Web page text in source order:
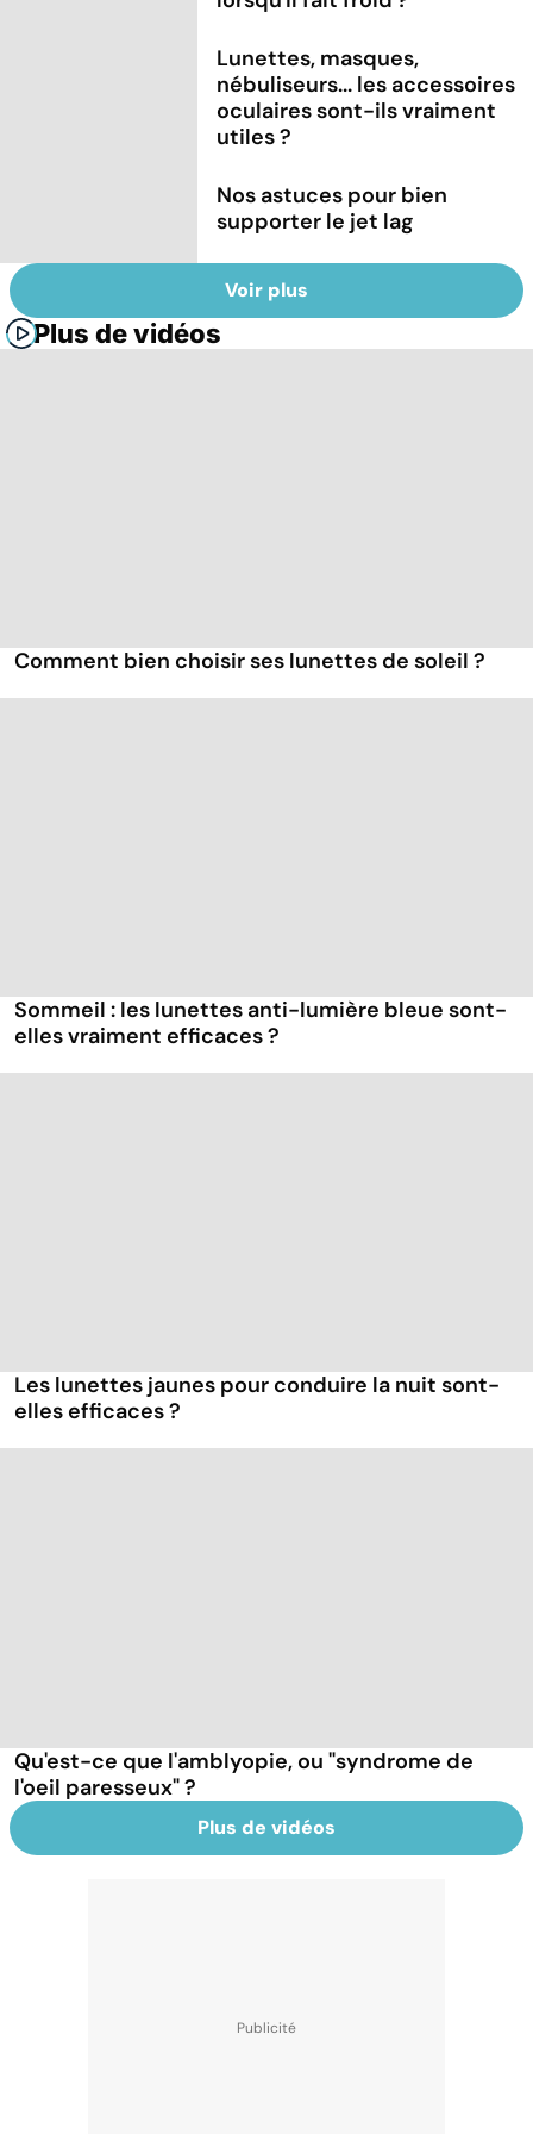
Lunettes, masques,
nébuliseurs... les accessoires
oculaires sont-ils vraiment
utiles ?
Nos astuces pour bien
supporter le jet lag
Voir plus
Plus de vidéos
Comment bien choisir ses lunettes de soleil ?
Sommeil : les lunettes anti-lumière bleue sont-
elles vraiment efficaces ?
Les lunettes jaunes pour conduire la nuit sont-
elles efficaces ?
Qu'est-ce que l'amblyopie, ou "syndrome de
l'oeil paresseux" ?
Plus de vidéos